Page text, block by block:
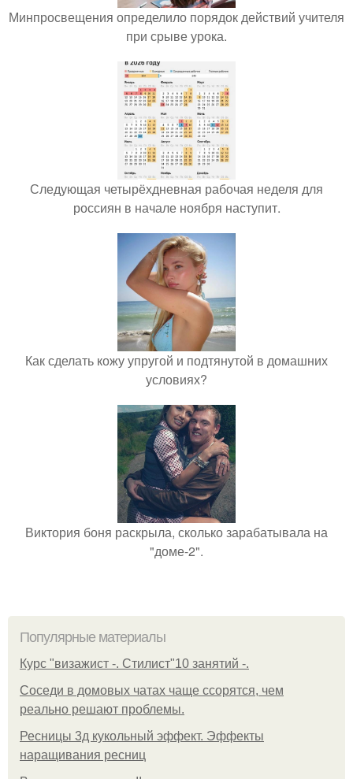
Минпросвещения определило порядок действий учителя
при срыве урока.
Следующая четырёхдневная рабочая неделя для
россиян в начале ноября наступит.
Как сделать кожу упругой и подтянутой в домашних
условиях?
Виктория боня раскрыла, сколько зарабатывала на
"доме-2".
Популярные материалы
Курс "визажист -. Стилист"10 занятий -.
Соседи в домовых чатах чаще ссорятся, чем
реально решают проблемы.
Ресницы 3д кукольный эффект. Эффекты
наращивания ресниц